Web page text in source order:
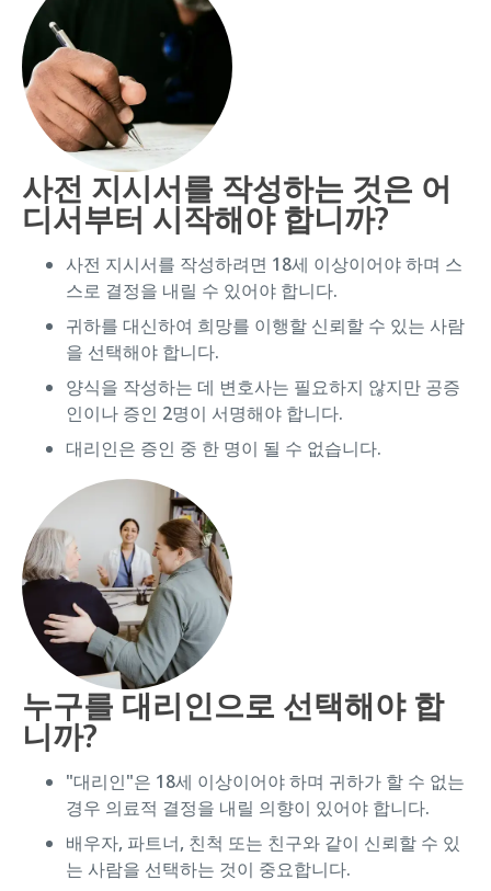
사전 지시서를 작성하는 것은 어
디서부터 시작해야 합니까?
사전 지시서를 작성하려면 18세 이상이어야 하며 스
스로 결정을 내릴 수 있어야 합니다.
귀하를 대신하여 희망를 이행할 신뢰할 수 있는 사람
을 선택해야 합니다.
양식을 작성하는 데 변호사는 필요하지 않지만 공증
인이나 증인 2명이 서명해야 합니다.
대리인은 증인 중 한 명이 될 수 없습니다.
누구를 대리인으로 선택해야 합
니까?
"대리인"은 18세 이상이어야 하며 귀하가 할 수 없는
경우 의료적 결정을 내릴 의향이 있어야 합니다.
배우자, 파트너, 친척 또는 친구와 같이 신뢰할 수 있
는 사람을 선택하는 것이 중요합니다.